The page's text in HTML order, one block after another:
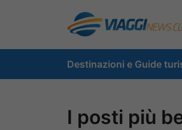
contenuto
Destinazioni e Guide
I posti più